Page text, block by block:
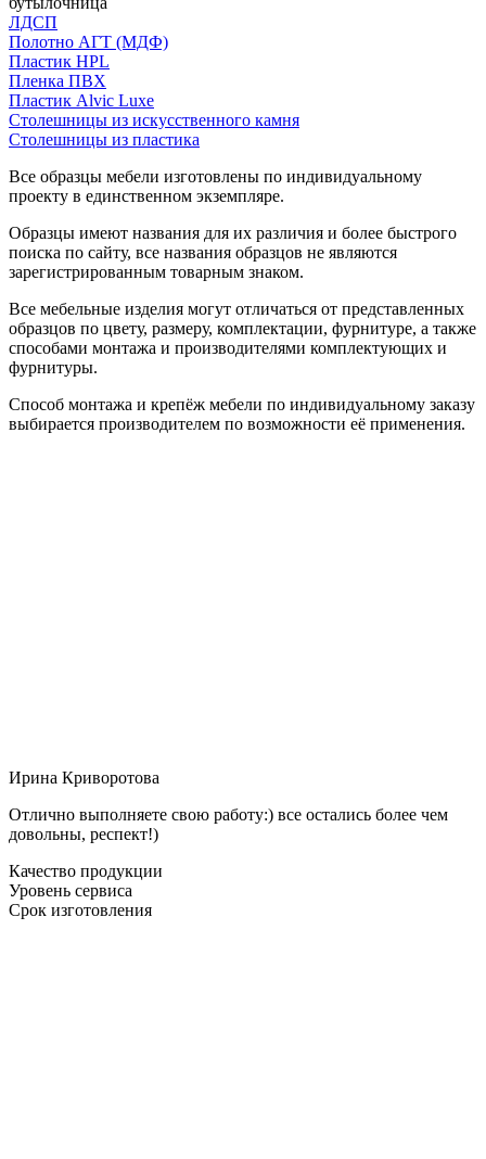
ЛДСП
Полотно АГТ (МДФ)
Пластик HPL
Пленка ПВХ
Пластик Alvic Luxe
Столешницы из искусственного камня
Столешницы из пластика
Все образцы мебели изготовлены по индивидуальному
проекту в единственном экземпляре.
Образцы имеют названия для их различия и более быстрого
поиска по сайту, все названия образцов не являются
зарегистрированным товарным знаком.
Все мебельные изделия могут отличаться от представленных
образцов по цвету, размеру, комплектации, фурнитуре, а также
способами монтажа и производителями комплектующих и
фурнитуры.
Способ монтажа и крепёж мебели по индивидуальному заказу
выбирается производителем по возможности её применения.
Ирина Криворотова
Отлично выполняете свою работу:) все остались более чем
довольны, респект!)
Качество продукции
Уровень сервиса
Срок изготовления